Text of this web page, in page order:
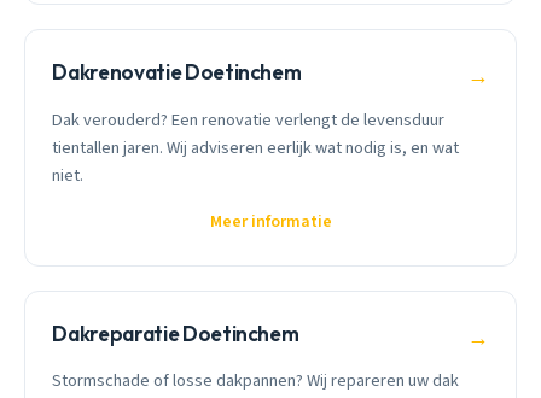
Dakrenovatie Doetinchem →
Dak verouderd? Een renovatie verlengt de levensduur
tientallen jaren. Wij adviseren eerlijk wat nodig is, en wat
niet.
Meer informatie
Dakreparatie Doetinchem →
Stormschade of losse dakpannen? Wij repareren uw dak